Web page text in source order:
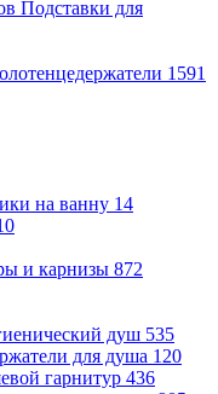
Подставки для
1591
на ванну 14
и карнизы 872
душ 535
для душа 120
гарнитур 436